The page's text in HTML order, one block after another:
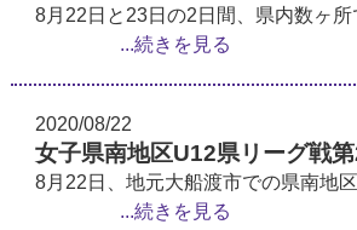
8月22日と23日の2日間、県内数ヶ
...続きを見る
2020/08/22
女子県南地区U12県リーグ戦第
8月22日、地元大船渡市での県南地
...続きを見る